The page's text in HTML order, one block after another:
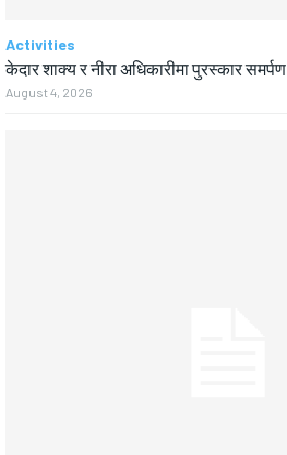
Activities
केदार शाक्य र नीरा अधिकारीमा पुरस्कार समर्पण
August 4, 2026